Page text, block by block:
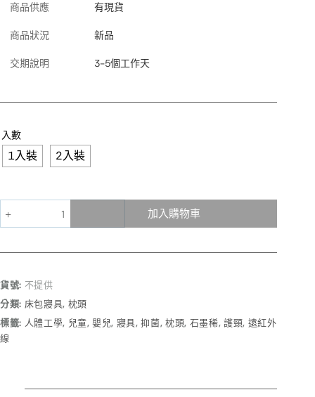
商品供應 有現貨
商品狀況 新品
交期說明 3-5個工作天
入數
1入裝 2入裝
加入購物車
貨號: 不提供
分類: 床包寢具, 枕頭
標籤: 人體工學, 兒童,嬰兒, 寢具,抑菌,枕頭, 石墨稀, 護頸, 遠紅外
線